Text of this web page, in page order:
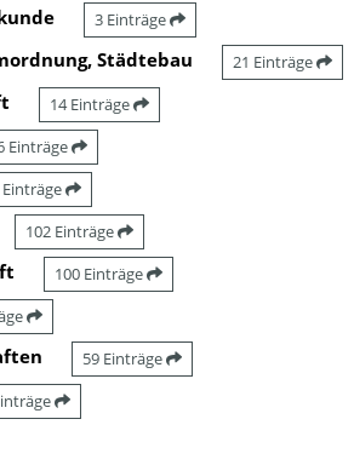
3 Einträge
Städtebau 21 Einträge
14 Einträge
Einträge
Einträge
102 Einträge
100 Einträge
59 Einträge